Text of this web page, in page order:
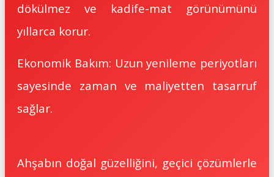
dökülmez ve kadife-mat görünümünü
yıllarca korur.
Ekonomik Bakım: Uzun yenileme periyotları
sayesinde zaman ve maliyetten tasarruf
sağlar.
Ahşabın doğal güzelliğini, geçici çözümlerle